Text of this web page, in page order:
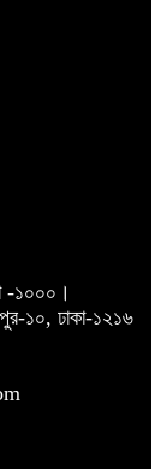
-১০০০।
১০, ঢাকা-১২১৬